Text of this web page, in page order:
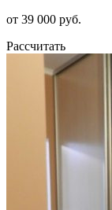
от 39 000 руб.
Рассчитать